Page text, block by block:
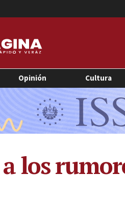
Opinión Cultura
los